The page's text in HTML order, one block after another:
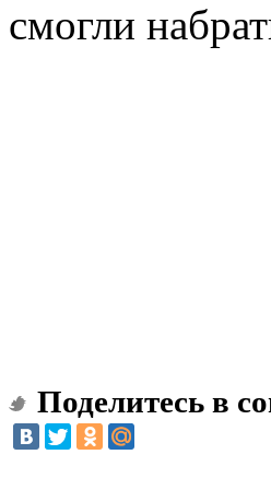
смогли
Поделитесь в